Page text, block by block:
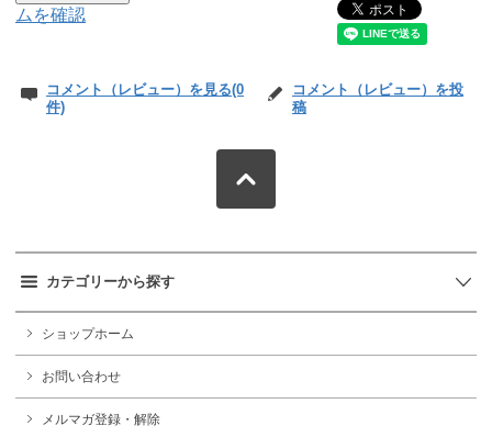
ムを確認
コメント（レビュー）を見る(0
件)
コメント（レビュー）を投
稿
カテゴリーから探す
ショップホーム
お問い合わせ
メルマガ登録・解除